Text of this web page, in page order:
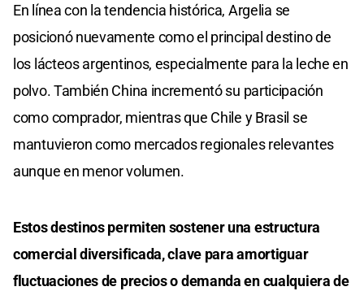
En línea con la tendencia histórica, Argelia se
posicionó nuevamente como el principal destino de
los lácteos argentinos, especialmente para la leche en
polvo. También China incrementó su participación
como comprador, mientras que Chile y Brasil se
mantuvieron como mercados regionales relevantes
aunque en menor volumen.
Estos destinos permiten sostener una estructura
comercial diversificada, clave para amortiguar
fluctuaciones de precios o demanda en cualquiera de